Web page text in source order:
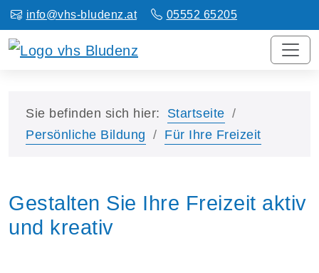
info@vhs-bludenz.at 05552 65205
Sie befinden sich hier:
Startseite
Persönliche Bildung
Für Ihre Freizeit
Gestalten Sie Ihre Freizeit aktiv
und kreativ